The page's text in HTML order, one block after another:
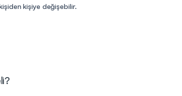
kişiye değişebilir.